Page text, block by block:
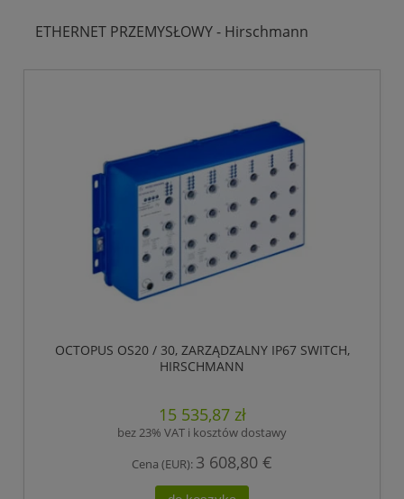
ETHERNET PRZEMYSŁOWY - Hirschmann
OCTOPUS OS20 / 30, ZARZĄDZALNY IP67 SWITCH,
HIRSCHMANN
15 535,87 zł
bez 23% VAT i kosztów dostawy
Cena (EUR): 3 608,80 €